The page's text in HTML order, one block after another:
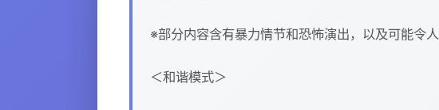
※部分内容含有暴力情节和恐怖演出，以及可能令人
＜和谐模式＞